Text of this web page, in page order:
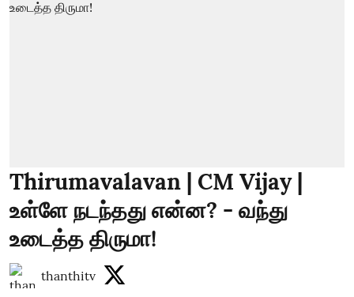
Thirumavalavan | CM Vijay |
உள்ளே நடந்தது என்ன? - வந்து
உடைத்த திருமா!
thanthitv